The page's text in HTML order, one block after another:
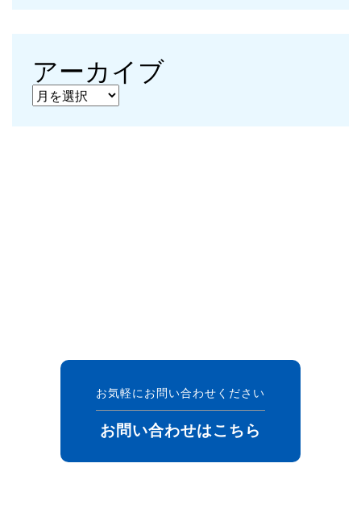
アーカイブ
アーカイブ
お気軽にお問い合わせください
お問い合わせはこちら